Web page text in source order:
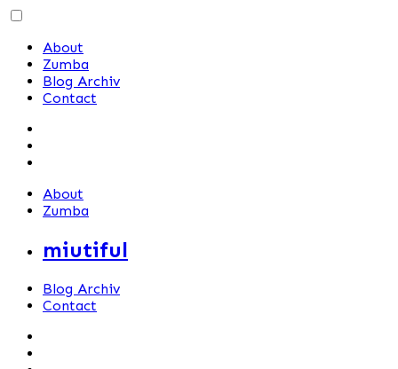
Skip
contentAbout
Zumba
Blog Archiv
Contact
About
Zumba
miutiful
Blog Archiv
Contact